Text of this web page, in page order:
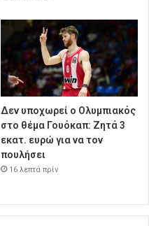
Δεν υποχωρεί ο Ολυμπιακός
στο θέμα Γουόκαπ: Ζητά 3
εκατ. ευρώ για να τον
πουλήσει
16 λεπτά πρίν